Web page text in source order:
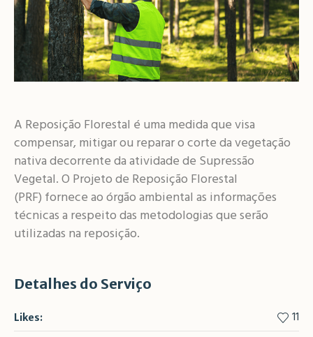
A Reposição Florestal é uma medida que visa
compensar, mitigar ou reparar o corte da vegetação
nativa decorrente da atividade de Supressão
Vegetal. O Projeto de Reposição Florestal
(PRF) fornece ao órgão ambiental as informações
técnicas a respeito das metodologias que serão
utilizadas na reposição.
Detalhes do Serviço
Likes: 11